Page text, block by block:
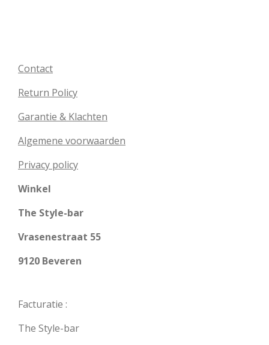
Contact
Return Policy
Garantie & Klachten
Algemene voorwaarden
Privacy policy
Winkel
The Style-bar
Vrasenestraat 55
9120 Beveren
Facturatie :
The Style-bar